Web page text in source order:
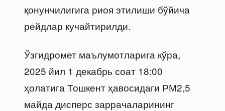
қонунчилигига риоя этилиши бўйича
рейдлар кучайтирилди.
Ўзгидромет маълумотларига кўра,
2025 йил 1 декабрь соат 18:00
ҳолатига Тошкент ҳавосидаги РМ2,5
майда дисперс заррачаларининг